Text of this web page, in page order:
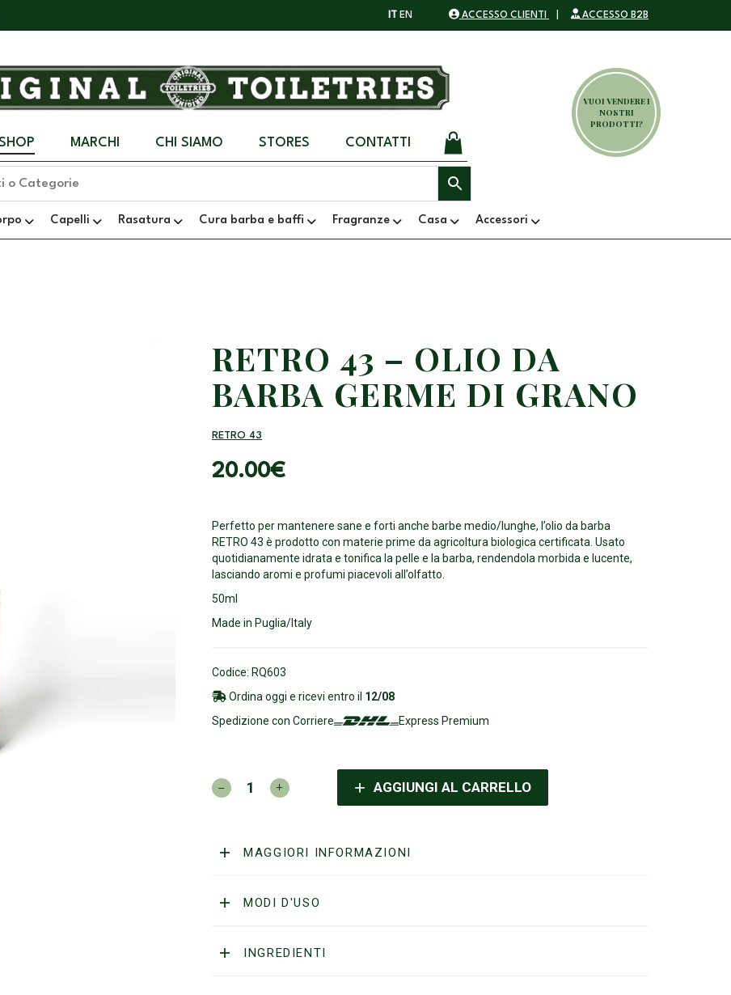
IT EN ACCESSO CLIENTI ACCESSO B2B
MARCHI CHI SIAMO STORES CONTATTI
Capelli Rasatura Cura barba e baffi Fragranze Casa Accessori
VUOI VENDERE I
NOSTRI
PRODOTTI?
RETRO 43 – OLIO DA
BARBA GERME DI GRANO
RETRO 43
Perfetto per mantenere sane e forti anche barbe medio/lunghe, l’olio da barba
RETRO 43 è prodotto con materie prime da agricoltura biologica certificata. Usato
quotidianamente idrata e tonifica la pelle e la barba, rendendola morbida e lucente,
lasciando aromi e profumi piacevoli all’olfatto.
50ml
Made in Puglia/Italy
Codice: RQ603
Ordina oggi e ricevi entro il 12/08
Spedizione con Corriere
Express Premium
20.00€
RETRO
43
AGGIUNGI AL CARRELLO
MAGGIORI INFORMAZIONI
MODI D'USO
INGREDIENTI